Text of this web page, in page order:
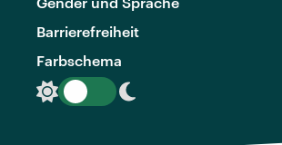
Barrierefreiheit
Farbschema